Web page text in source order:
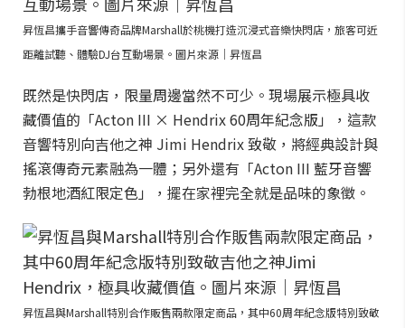
昇恆昌攜手音響傳奇品牌Marshall於桃機打造沉浸式音樂快閃店，旅客可近
距離試聽、體驗DJ台互動場景。圖片來源｜昇恆昌
既然是快閃店，限量周邊當然不可少。現場展示極具收
藏價值的「Acton III × Hendrix 60周年紀念版」，這款
音響特別向吉他之神 Jimi Hendrix 致敬，將經典設計與
搖滾傳奇元素融為一體；另外還有「Acton III 藍牙音響
勃根地酒紅限定色」，擺在家裡完全就是品味的象徵。
昇恆昌與Marshall特別合作販售兩款限定商品，其中60周年紀念版特別致敬